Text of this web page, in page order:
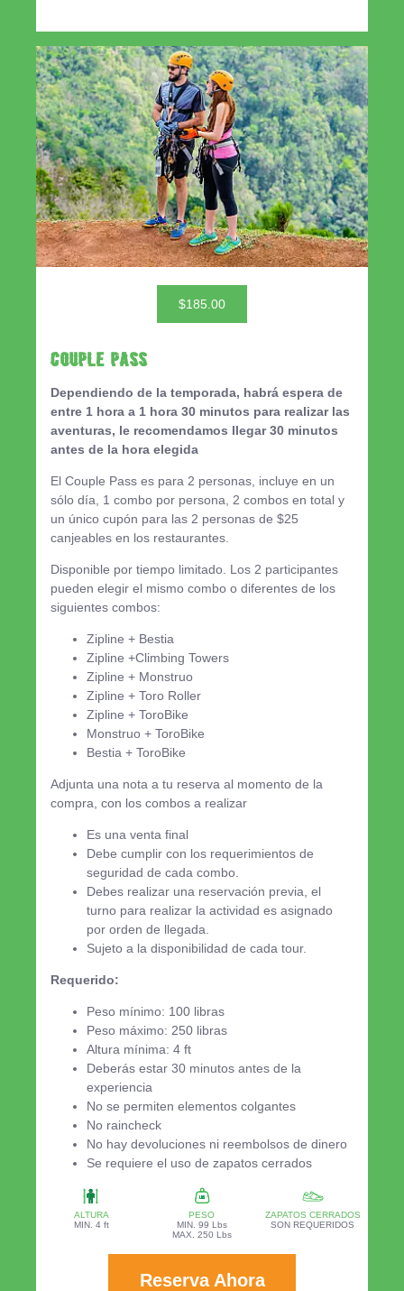
$185.00
Couple Pass
Dependiendo de la temporada, habrá espera de
entre 1 hora a 1 hora 30 minutos para realizar las
aventuras, le recomendamos llegar 30 minutos
antes de la hora elegida
El Couple Pass es para 2 personas, incluye en un
sólo día, 1 combo por persona, 2 combos en total y
un único cupón para las 2 personas de $25
canjeables en los restaurantes.
Disponible por tiempo limitado. Los 2 participantes
pueden elegir el mismo combo o diferentes de los
siguientes combos:
Zipline + Bestia
Zipline +Climbing Towers
Zipline + Monstruo
Zipline + Toro Roller
Zipline + ToroBike
Monstruo + ToroBike
Bestia + ToroBike
Adjunta una nota a tu reserva al momento de la
compra, con los combos a realizar
Es una venta final
Debe cumplir con los requerimientos de
seguridad de cada combo.
Debes realizar una reservación previa, el
turno para realizar la actividad es asignado
por orden de llegada.
Sujeto a la disponibilidad de cada tour.
Requerido:
Peso mínimo: 100 libras
Peso máximo: 250 libras
Altura mínima: 4 ft
Deberás estar 30 minutos antes de la
experiencia
No se permiten elementos colgantes
No raincheck
No hay devoluciones ni reembolsos de dinero
Se requiere el uso de zapatos cerrados
ALTURA
MIN. 4 ft
PESO
MIN. 99 Lbs
MAX. 250 Lbs
ZAPATOS CERRADOS
SON REQUERIDOS
Reserva Ahora